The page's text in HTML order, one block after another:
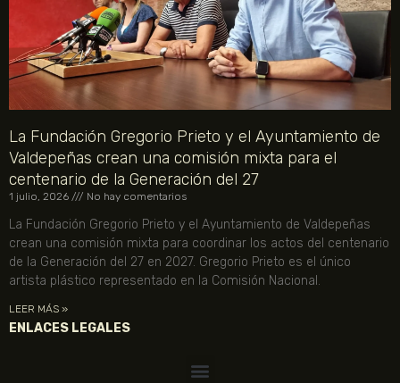
La Fundación Gregorio Prieto y el Ayuntamiento de
Valdepeñas crean una comisión mixta para el
centenario de la Generación del 27
1 julio, 2026 No hay comentarios
La Fundación Gregorio Prieto y el Ayuntamiento de Valdepeñas
crean una comisión mixta para coordinar los actos del centenario
de la Generación del 27 en 2027. Gregorio Prieto es el único
artista plástico representado en la Comisión Nacional.
LEER MÁS »
ENLACES LEGALES